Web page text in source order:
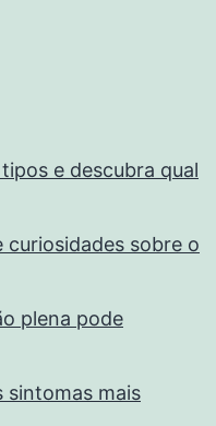
e descubra qual
curiosidades sobre o
plena pode
sintomas mais